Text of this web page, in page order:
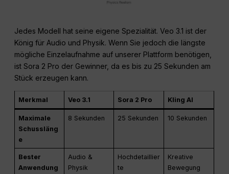
Jedes Modell hat seine eigene Spezialität. Veo 3.1 ist der
König für Audio und Physik. Wenn Sie jedoch die längste
mögliche Einzelaufnahme auf unserer Plattform benötigen,
ist Sora 2 Pro der Gewinner, da es bis zu 25 Sekunden am
Stück erzeugen kann.
Merkmal Veo 3.1 Sora 2 Pro Kling AI
Maximale
Schussläng
e
8 Sekunden 25 Sekunden 10 Sekunden
Bester
Anwendung
Audio &
Physik
Hochdetaillier
te
Kreative
Bewegung